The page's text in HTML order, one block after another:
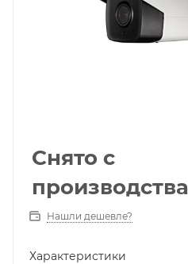
Снято с
производства
Нашли дешевле?
Характеристики